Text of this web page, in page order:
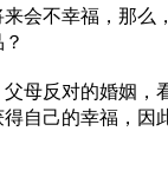
不幸福，那么
反对的婚姻，
自己的幸福，因